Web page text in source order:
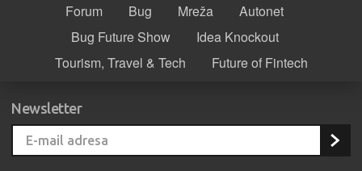
Forum Bug Mreža
Autonet
Bug Future Show
Idea Knockout
Tourism, Travel & Tech
Future of Fintech
Newsletter